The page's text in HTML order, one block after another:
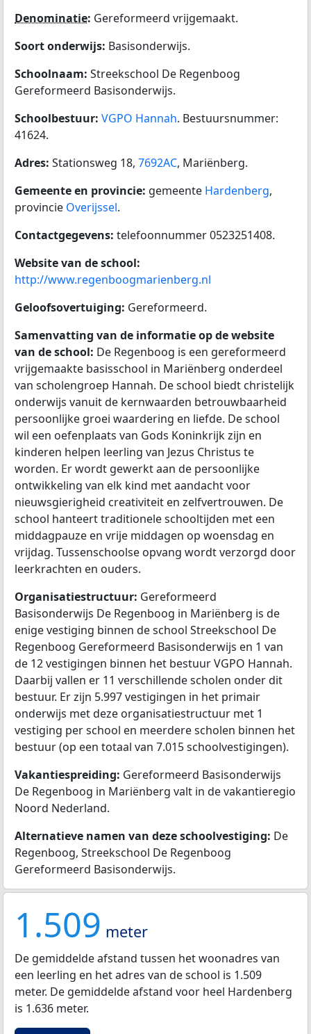
Denominatie: Gereformeerd vrijgemaakt.
Soort onderwijs: Basisonderwijs.
Schoolnaam: Streekschool De Regenboog
Gereformeerd Basisonderwijs.
Schoolbestuur: VGPO Hannah. Bestuursnummer:
41624.
Adres: Stationsweg 18, 7692AC, Mariënberg.
Gemeente en provincie: gemeente Hardenberg,
provincie Overijssel.
Contactgegevens: telefoonnummer 0523251408.
Website van de school:
http://www.regenboogmarienberg.nl
Geloofsovertuiging: Gereformeerd.
Samenvatting van de informatie op de website
van de school: De Regenboog is een gereformeerd
vrijgemaakte basisschool in Mariënberg onderdeel
van scholengroep Hannah. De school biedt christelijk
onderwijs vanuit de kernwaarden betrouwbaarheid
persoonlijke groei waardering en liefde. De school
wil een oefenplaats van Gods Koninkrijk zijn en
kinderen helpen leerling van Jezus Christus te
worden. Er wordt gewerkt aan de persoonlijke
ontwikkeling van elk kind met aandacht voor
nieuwsgierigheid creativiteit en zelfvertrouwen. De
school hanteert traditionele schooltijden met een
middagpauze en vrije middagen op woensdag en
vrijdag. Tussenschoolse opvang wordt verzorgd door
leerkrachten en ouders.
Organisatiestructuur: Gereformeerd
Basisonderwijs De Regenboog in Mariënberg is de
enige vestiging binnen de school Streekschool De
Regenboog Gereformeerd Basisonderwijs en 1 van
de 12 vestigingen binnen het bestuur VGPO Hannah.
Daarbij vallen er 11 verschillende scholen onder dit
bestuur. Er zijn 5.997 vestigingen in het primair
onderwijs met deze organisatiestructuur met 1
vestiging per school en meerdere scholen binnen het
bestuur (op een totaal van 7.015 schoolvestigingen).
Vakantiespreiding: Gereformeerd Basisonderwijs
De Regenboog in Mariënberg valt in de vakantieregio
Noord Nederland.
Alternatieve namen van deze schoolvestiging: De
Regenboog, Streekschool De Regenboog
Gereformeerd Basisonderwijs.
1.509 meter
De gemiddelde afstand tussen het woonadres van
een leerling en het adres van de school is 1.509
meter. De gemiddelde afstand voor heel Hardenberg
is 1.636 meter.